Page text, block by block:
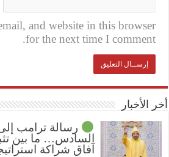
and website in this browser
for the next time I comment.
أخر الأخبار
رسالة ترامب
السادس… ما بين
آفاق شراكة